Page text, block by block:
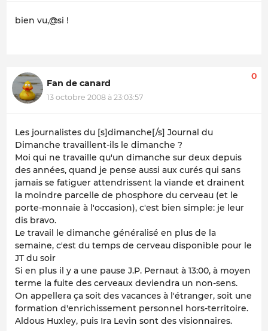
bien vu,@si !
Fan de canard
13 octobre 2008 à 23:03:57
0
Les journalistes du [s]dimanche[/s] Journal du
Dimanche travaillent-ils le dimanche ?
Moi qui ne travaille qu'un dimanche sur deux depuis
des années, quand je pense aussi aux curés qui sans
jamais se fatiguer attendrissent la viande et drainent
la moindre parcelle de phosphore du cerveau (et le
porte-monnaie à l'occasion), c'est bien simple: je leur
dis bravo.
Le travail le dimanche généralisé en plus de la
semaine, c'est du temps de cerveau disponible pour le
JT du soir
Si en plus il y a une pause J.P. Pernaut à 13:00, à moyen
terme la fuite des cerveaux deviendra un non-sens.
On appellera ça soit des vacances à l'étranger, soit une
formation d'enrichissement personnel hors-territoire.
Aldous Huxley, puis Ira Levin sont des visionnaires.